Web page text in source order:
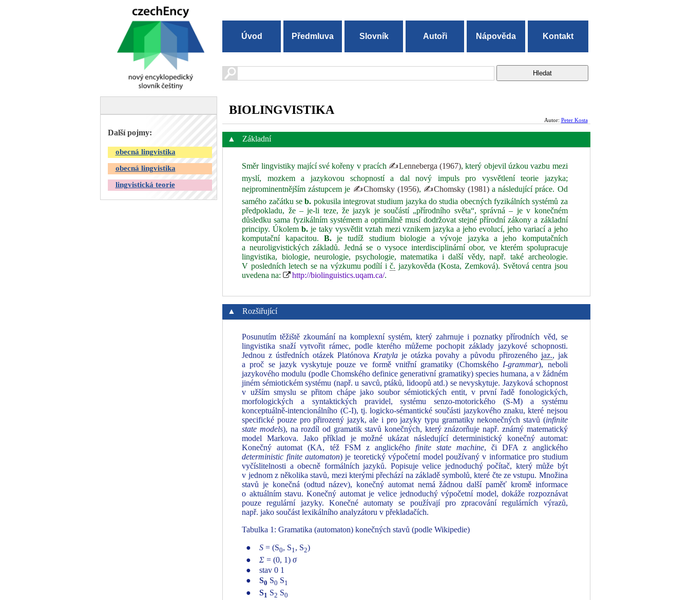
Úvod Předmluva Slovník Autoři Nápověda Kontakt
BIOLINGVISTIKA
Autor: Peter Kosta
▲ Základní
Směr lingvistiky mající své kořeny v pracích ✍Lenneberga (1967), který objevil úzkou vazbu mezi
myslí, mozkem a jazykovou schopností a dal nový impuls pro vysvětlení teorie jazyka;
nejprominentnějším zástupcem je ✍Chomsky (1956), ✍Chomsky (1981) a následující práce. Od
samého začátku seb. pokusila integrovat studium jazyka do studia obecných fyzikálních systémů za
předpokladu, že – je-li teze, že jazyk je součástí „přírodního světa“, správná – je v konečném
důsledku sama fyzikálním systémem a optimálně musí dodržovat stejné přírodní zákony a základní
principy. Úkolemb. je taky vysvětlit vztah mezi vznikem jazyka a jeho evolucí, jeho variací a jeho
komputační kapacitou. B.je tudíž studium biologie a vývoje jazyka a jeho komputačních
a neuroligvistických základů. Jedná se o vysoce interdisciplinární obor, ve kterém spolupracuje
lingvistika, biologie, neurologie, psychologie, matematika i další vědy, např. také archeologie.
V posledních letech se na výzkumu podílí ič. jazykověda (Kosta, Zemková). Světová centra jsou
uvedena na:
http://biolinguistics.uqam.ca/.
▲ Rozšiřující
Posunutím těžiště zkoumání na komplexní systém, který zahrnuje i poznatky přírodních věd, se
lingvistika snaží vytvořit rámec, podle kterého můžeme pochopit základy jazykové schopnosti.
Jednou z ústředních otázek Platónova Kratyla je otázka povahy a původu přirozeného jaz., jak
a proč se jazyk vyskytuje pouze ve formě vnitřní gramatiky (Chomského I-grammar), neboli
jazykového modulu (podle Chomského definice generativní gramatiky) species humana, a v žádném
jiném sémiotickém systému (např. u savců, ptáků, lidoopů atd.) se nevyskytuje. Jazyková schopnost
v užším smyslu se přitom chápe jako soubor sémiotických entit, v první řadě fonologických,
morfologických a syntaktických pravidel, systému senzo-motorického (S-M) a systému
konceptuálně-intencionálního (C-I), tj. logicko-sémantické součásti jazykového znaku, které nejsou
specifické pouze pro přirozený jazyk, ale i pro jazyky typu gramatiky nekonečných stavů (infinite
state models), na rozdíl od gramatik stavů konečných, který znázorňuje např. známý matematický
model Markova. Jako příklad je možné ukázat následující deterministický konečný automat:
Konečný automat (KA, též FSM z anglického finite state machine, či DFA z anglického
deterministic finite automaton) je teoretický výpočetní model používaný v informatice pro studium
vyčíslitelnosti a obecně formálních jazyků. Popisuje velice jednoduchý počítač, který může být
v jednom z několika stavů, mezi kterými přechází na základě symbolů, které čte ze vstupu. Množina
stavů je konečná (odtud název), konečný automat nemá žádnou další paměť kromě informace
o aktuálním stavu. Konečný automat je velice jednoduchý výpočetní model, dokáže rozpoznávat
pouze regulární jazyky. Konečné automaty se používají pro zpracování regulárních výrazů,
např. jako součást lexikálního analyzátoru v překladačích.
Tabulka 1: Gramatika (automaton) konečných stavů (podle Wikipedie)
● S = (S0, S1, S2)
●
Σ = (0, 1)σ
●
stav 0 1
●
S0 S0 S1
● S1 S2 S0
Další pojmy:
obecná lingvistika
obecná lingvistika
lingvistická teorie